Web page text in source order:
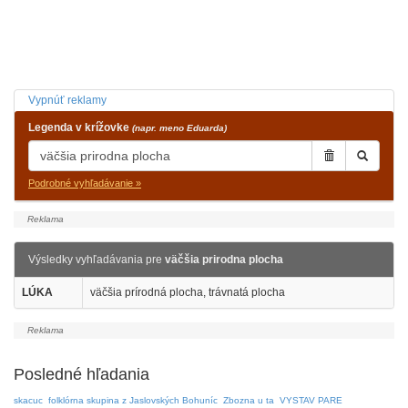
Vypnúť reklamy
Legenda v krížovke (napr. meno Eduarda)
Podrobné vyhľadávanie »
Výsledky vyhľadávania pre väčšia prirodna plocha
LÚKA väčšia prírodná plocha, trávnatá plocha
Posledné hľadania
skacuc folklórna skupina z Jaslovských Bohuníc Zbozna u ta VYSTAV PARE